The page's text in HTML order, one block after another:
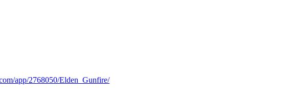
app/2768050/Elden_Gunfire/